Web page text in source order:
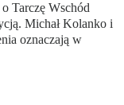
Tarczę Wschód
Michał Kolanko i
oznaczają w